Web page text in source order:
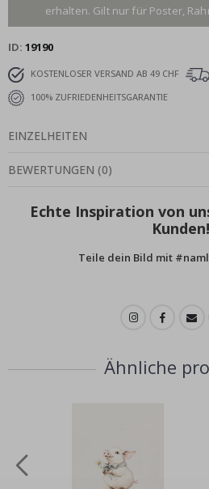
erhalten. Gilt nur für Poster,
ID 19190
KOSTENLOSER VERSAND AB 49 CHF
100% ZUFRIEDENHEITSGARANTIE
EINZELHEITEN
BEWERTUNGEN (0)
Echte Inspiration von
Kunden!
Teile dein Bild mit
Ähnliche